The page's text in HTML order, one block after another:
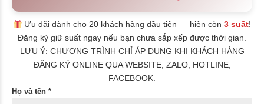
Ưu đãi dành cho 20 khách hàng đầu tiên — hiện còn3 suất!
Đăng ký giữ suất ngay nếu bạn chưa sắp xếp được thời gian.
LƯU Ý: CHƯƠNG TRÌNH CHỈ ÁP DỤNG KHI KHÁCH HÀNG
ĐĂNG KÝ ONLINE QUA WEBSITE, ZALO, HOTLINE,
FACEBOOK.
Họ và tên *